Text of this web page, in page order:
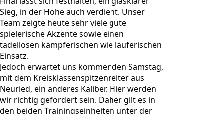
Sieg, in der Höhe auch verdient. Unser
Team zeigte heute sehr viele gute
spielerische Akzente sowie einen
tadellosen kämpferischen wie läuferischen
Einsatz.
Jedoch erwartet uns kommenden Samstag,
mit dem Kreisklassenspitzenreiter aus
Neuried, ein anderes Kaliber. Hier werden
wir richtig gefordert sein. Daher gilt es in
den beiden Trainingseinheiten unter der